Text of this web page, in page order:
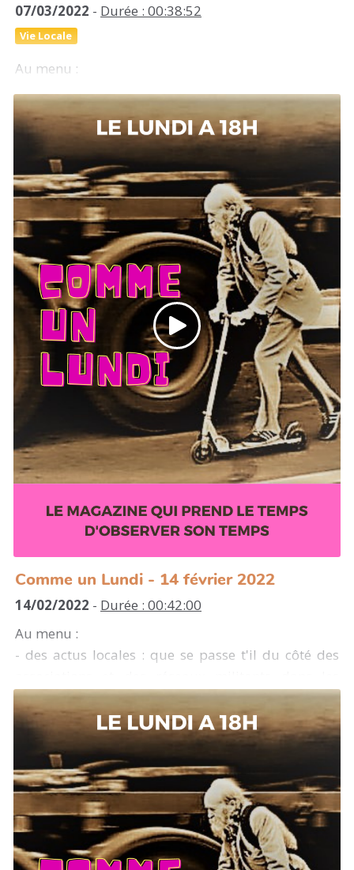
07/03/2022 - Durée : 00:38:52
Vie Locale
Au menu :
- actus locales : que se passe t'il du côté des
associations et des réseaux militants dans les
Landes ?
- rencontre avec un éléveur de poulets en plein air à
Rion-des-Landes
- La météo de la semaine
- La revue de presse de la semaine : sur le thème de
l'absurde
- La découverte musicale : avec les touaregs
d'Imarhan
- carte blanche à Caroline du réseau RITIMO pour le
deuxième épisode du podcast "L'écologie un
problème de riche?"
Comme un Lundi - 14 février 2022
14/02/2022 - Durée : 00:42:00
Au menu :
- des actus locales : que se passe t'il du côté des
Landes ?
- rencontre notamment avec la jeune association
"contes et nouvelles du ballon rouge" à Morcenx
- Une chronique de Kiwi pour un ancien pavé dans
ta gueule
- La revue de presse de la semaine : sur le thème
des fausses bonnes nouvelles
- La découverte musicale : avec Fantastic Negrito